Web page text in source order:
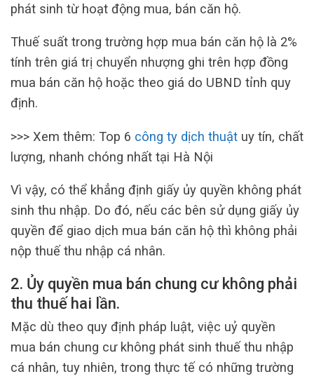
phát sinh từ hoạt động mua, bán căn hộ.
Thuế suất trong trường hợp mua bán căn hộ là 2%
tính trên giá trị chuyển nhượng ghi trên hợp đồng
mua bán căn hộ hoặc theo giá do UBND tỉnh quy
định.
>>> Xem thêm: Top 6 công ty dịch thuật uy tín, chất
lượng, nhanh chóng nhất tại Hà Nội
Vì vậy, có thể khẳng định giấy ủy quyền không phát
sinh thu nhập. Do đó, nếu các bên sử dụng giấy ủy
quyền để giao dịch mua bán căn hộ thì không phải
nộp thuế thu nhập cá nhân.
2. Ủy quyền mua bán chung cư không phải
thu thuế hai lần.
Mặc dù theo quy định pháp luật, việc uỷ quyền
mua bán chung cư không phát sinh thuế thu nhập
cá nhân, tuy nhiên, trong thực tế có những trường